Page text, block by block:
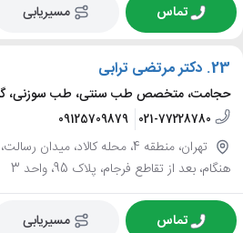
تماس مسیریابی
23. دکتر مرتضی ترابی
حجامت، متخصص طب سنتی، طب سوزنی،
021-77228780
09125709879
تهران، منطقه 4، محله کالاد، میدان
هنگام، بعد از تقاطع فرجام، پلاک 95، واحد 3
تماس مسیریابی